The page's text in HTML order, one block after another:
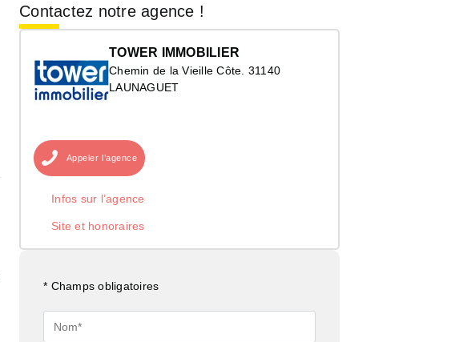
Contactez notre agence !
TOWER IMMOBILIER
Chemin de la Vieille Côte. 31140
LAUNAGUET
Appeler l’agence
Infos sur l’agence
Site et honoraires
* Champs obligatoires
Nom*